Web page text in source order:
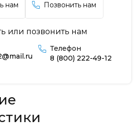
нам Позвонить нам
или позвонить нам
Телефон
8 (800) 222-49-12